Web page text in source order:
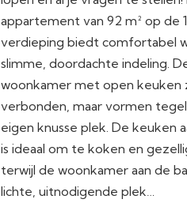
appartement van 92 m² op de
verdieping biedt comfortabel
slimme, doordachte indeling.
woonkamer met open keuken
verbonden, maar vormen
eigen knusse plek. De keuken
is ideaal om te koken en
terwijl de woonkamer aan de
lichte, uitnodigende plek…